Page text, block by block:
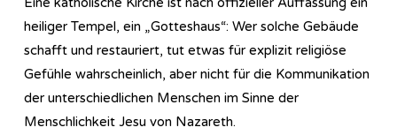
heiliger Tempel, ein „Gotteshaus“: Wer solche Gebäude
schafft und restauriert, tut etwas für explizit religiöse
Gefühle wahrscheinlich, aber nicht für die Kommunikation
der unterschiedlichen Menschen im Sinne der
Menschlichkeit Jesu von Nazareth.